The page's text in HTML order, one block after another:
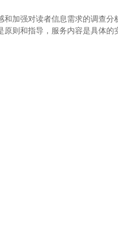
加强对读者信息需求的调查
则和指导，服务内容是具体